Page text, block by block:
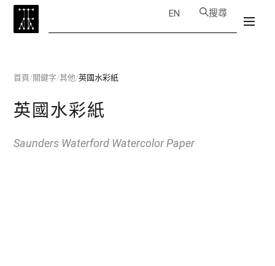
EN 搜尋
首頁/關鍵字/其他/英國水彩紙
英國水彩紙
Saunders Waterford Watercolor Paper